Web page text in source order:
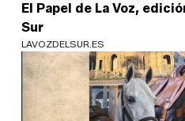
El Papel de La Voz,
Sur
LAVOZDELSUR.ES